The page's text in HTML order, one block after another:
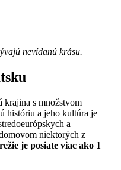
nevídanú krásu.
krajina s množstvom
históriu a jeho kultúra je
a
niektorých z
je posiate viac ako 1